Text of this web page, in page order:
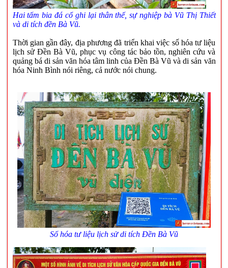
Hai tấm bia đá cổ ghi lại thân thế, sự nghiệp bà Vũ Thị Thiết
và di tích đền Bà Vũ.
Thời gian gần đây, địa phương đã triển khai việc số hóa tư liệu
lịch sử Đền Bà Vũ, phục vụ công tác bảo tồn, nghiên cứu và
quảng bá di sản văn hóa tâm linh của Đền Bà Vũ và di sản văn
hóa Ninh Bình nói riêng, cả nước nói chung.
Số hóa tư liệu lịch sử di tích Đền Bà Vũ